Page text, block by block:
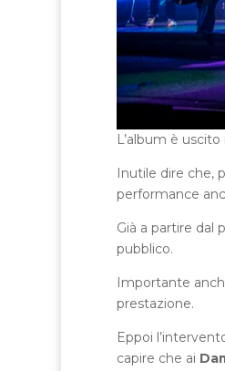
L’album è
Inutile dire che,
performance
Già a partire dal
pubblico.
Importante
prestazione.
Eppoi
capire che ai